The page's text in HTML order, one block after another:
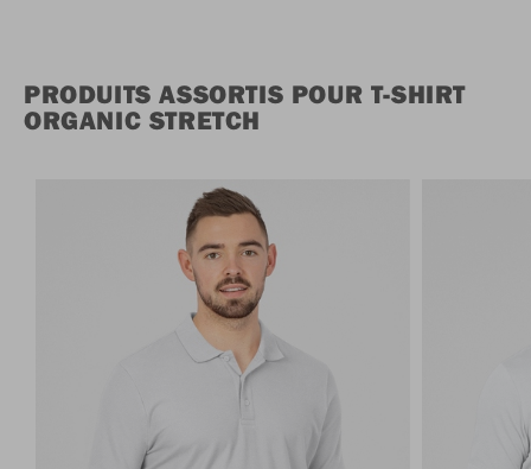
PRODUITS ASSORTIS POUR T-SHIRT
ORGANIC STRETCH